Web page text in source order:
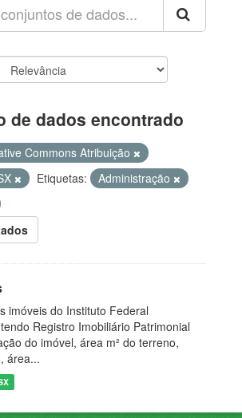
de dados encontrado
Commons Atribuição
Etiquetas:
Administração
imóveis do Instituto Federal
Registro Imobiliário Patrimonial
do imóvel, área m² do terreno,
área...